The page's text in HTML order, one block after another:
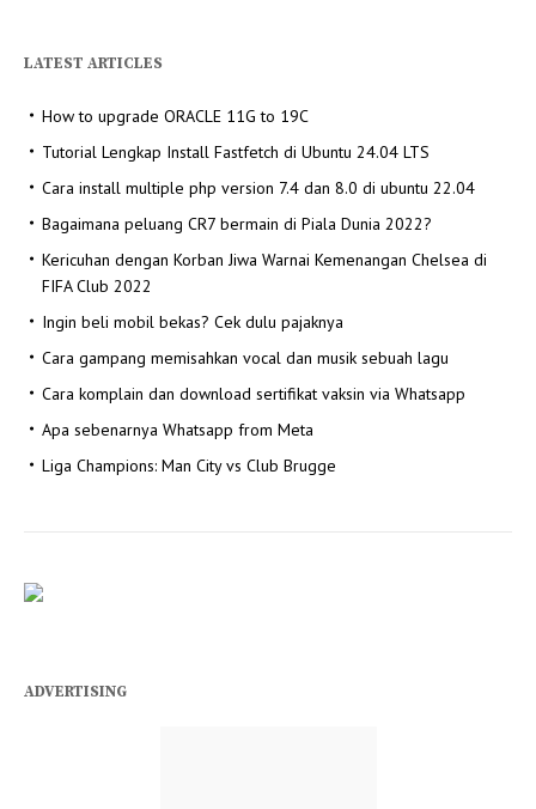
LATEST ARTICLES
How to upgrade ORACLE 11G to 19C
Tutorial Lengkap Install Fastfetch di Ubuntu 24.04 LTS
Cara install multiple php version 7.4 dan 8.0 di ubuntu 22.04
Bagaimana peluang CR7 bermain di Piala Dunia 2022?
Kericuhan dengan Korban Jiwa Warnai Kemenangan Chelsea di
FIFA Club 2022
Ingin beli mobil bekas? Cek dulu pajaknya
Cara gampang memisahkan vocal dan musik sebuah lagu
Cara komplain dan download sertifikat vaksin via Whatsapp
Apa sebenarnya Whatsapp from Meta
Liga Champions: Man City vs Club Brugge
ADVERTISING